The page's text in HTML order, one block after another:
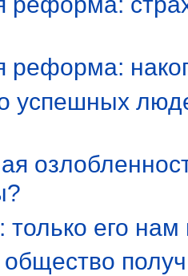
реформа:
успешных
только его
общество